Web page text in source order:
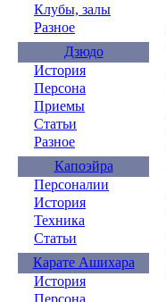
Клубы, залы
Разное
Дзюдо
История
Персона
Приемы
Статьи
Разное
Капоэйра
Персоналии
История
Техника
Статьи
Карате Ашихара
История
Персона